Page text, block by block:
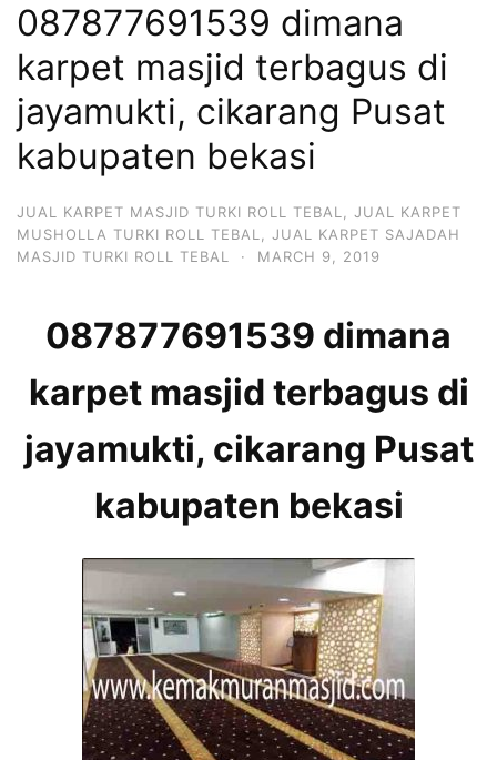
087877691539 dimana
karpet masjid terbagus di
jayamukti, cikarang Pusat
kabupaten bekasi
JUAL KARPET MASJID TURKI ROLL TEBAL
JUAL KARPET
MUSHOLLA TURKI ROLL TEBAL
JUAL KARPET SAJADAH
MASJID TURKI ROLL TEBAL
· MARCH 9, 2019
087877691539 dimana
karpet masjid terbagus di
jayamukti, cikarang Pusat
kabupaten bekasi